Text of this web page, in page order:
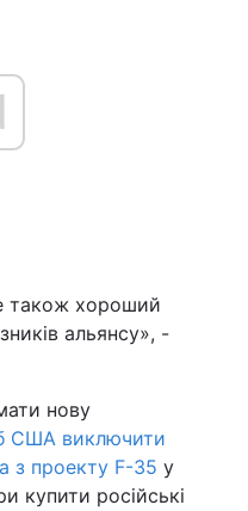
також хороший
альянсу», -
нову
США виключити
з проекту F-35 у
купити російські